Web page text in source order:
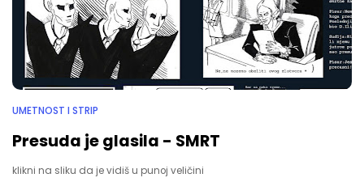
UMETNOST I STRIP
Presuda je glasila - SMRT
klikni na sliku da je vidiš u punoj veličini